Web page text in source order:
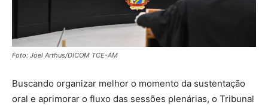
Foto: Joel Arthus/DICOM TCE-AM
Buscando organizar melhor o momento da sustentação
oral e aprimorar o fluxo das sessões plenárias, o Tribunal